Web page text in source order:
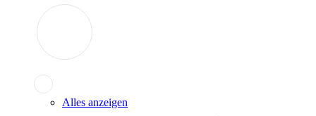
Alles anzeigen